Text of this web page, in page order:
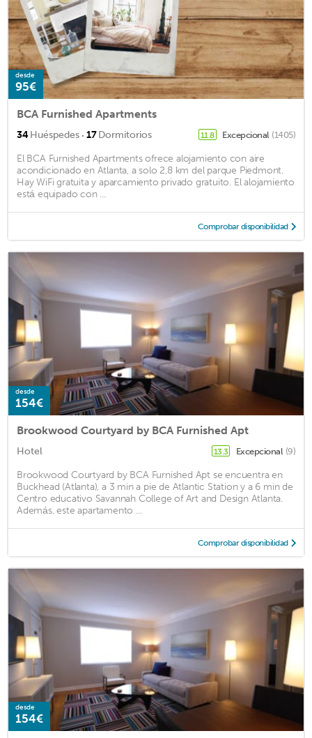
desde
95€
BCA Furnished Apartments
34Huéspedes · 17Dormitorios 11.8 Excepcional (1405)
El BCA Furnished Apartments ofrece alojamiento con aire
acondicionado en Atlanta, a solo 2,8 km del parque Piedmont.
Hay WiFi gratuita y aparcamiento privado gratuito. El alojamiento
está equipado con ...
Comprobar disponibilidad
desde
154€
Brookwood Courtyard by BCA Furnished Apt
Hotel 13.3 Excepcional (9)
Brookwood Courtyard by BCA Furnished Apt se encuentra en
Buckhead (Atlanta), a 3 min a pie de Atlantic Station y a 6 min de
Centro educativo Savannah College of Art and Design Atlanta.
Además, este apartamento ...
Comprobar disponibilidad
desde
154€